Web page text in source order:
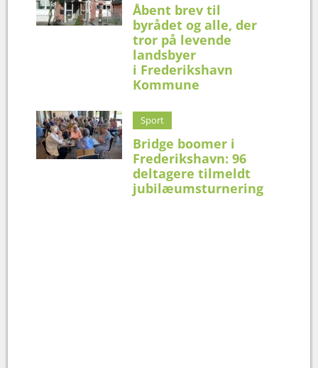
Åbent brev til
byrådet og alle, der
tror på levende
landsbyer
i Frederikshavn
Kommune
Sport
Bridge boomer i
Frederikshavn: 96
deltagere tilmeldt
jubilæumsturnering